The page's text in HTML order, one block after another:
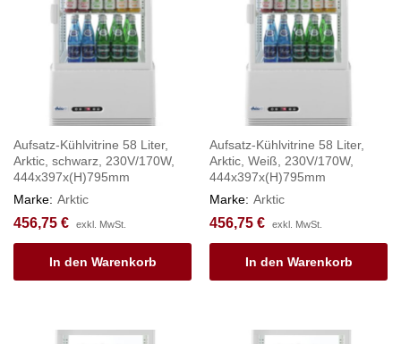
Aufsatz-Kühlvitrine 58 Liter,
Arktic, schwarz, 230V/170W,
444x397x(H)795mm
Marke: Arktic
456,75 € exkl. MwSt.
In den Warenkorb
Aufsatz-Kühlvitrine 58 Liter,
Arktic, Weiß, 230V/170W,
444x397x(H)795mm
Marke: Arktic
456,75 € exkl. MwSt.
In den Warenkorb